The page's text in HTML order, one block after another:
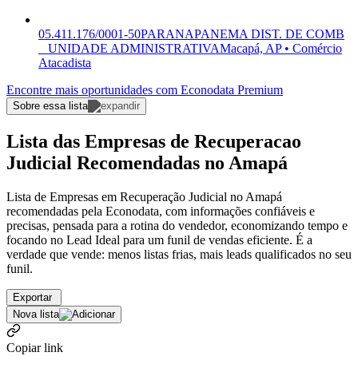
05.411.176/0001-50PARANAPANEMA DIST. DE COMB
_ UNIDADE ADMINISTRATIVAMacapá, AP • Comércio
Atacadista
Encontre mais oportunidades com Econodata Premium
Sobre essa lista
Lista das Empresas de Recuperacao
Judicial Recomendadas no Amapá
Lista de Empresas em Recuperação Judicial no Amapá
recomendadas pela Econodata, com informações confiáveis e
precisas, pensada para a rotina do vendedor, economizando tempo e
focando no Lead Ideal para um funil de vendas eficiente. É a
verdade que vende: menos listas frias, mais leads qualificados no seu
funil.
Exportar
Nova lista
Copiar link